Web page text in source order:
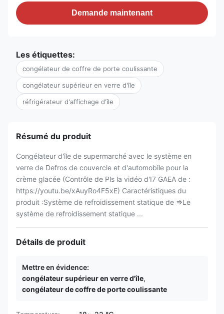
Demande maintenant
Les étiquettes:
congélateur de coffre de porte coulissante
congélateur supérieur en verre d'île
réfrigérateur d'affichage d'île
Résumé du produit
Congélateur d'île de supermarché avec le système en
verre de Defros de couvercle et d'automobile pour la
crème glacée (Contrôle de Pls la vidéo d'I7 GAEA de :
https://youtu.be/xAuyRo4F5xE) Caractéristiques du
produit :Système de refroidissement statique de ⇒Le
système de refroidissement statique ...
Détails de produit
Mettre en évidence:
congélateur supérieur en verre d'île,
congélateur de coffre de porte coulissante